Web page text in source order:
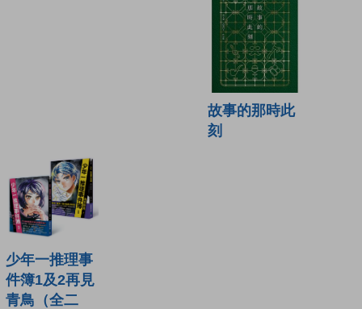
故事的那時此
刻
少年一推理事
件簿1及2再見
青鳥（全二